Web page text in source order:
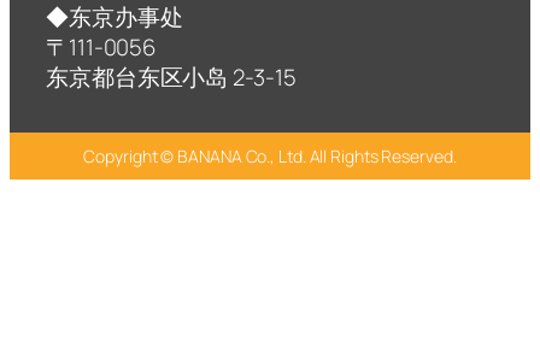
◆东京办事处
〒111-0056
东京都台东区小岛 2-3-15
Copyright © BANANA Co., Ltd. All Rights Reserved.